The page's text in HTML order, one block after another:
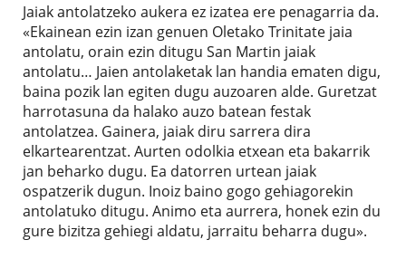
Jaiak antolatzeko aukera ez izatea ere penagarria da.
«Ekainean ezin izan genuen Oletako Trinitate jaia
antolatu, orain ezin ditugu San Martin jaiak
antolatu… Jaien antolaketak lan handia ematen digu,
baina pozik lan egiten dugu auzoaren alde. Guretzat
harrotasuna da halako auzo batean festak
antolatzea. Gainera, jaiak diru sarrera dira
elkartearentzat. Aurten odolkia etxean eta bakarrik
jan beharko dugu. Ea datorren urtean jaiak
ospatzerik dugun. Inoiz baino gogo gehiagorekin
antolatuko ditugu. Animo eta aurrera, honek ezin du
gure bizitza gehiegi aldatu, jarraitu beharra dugu».